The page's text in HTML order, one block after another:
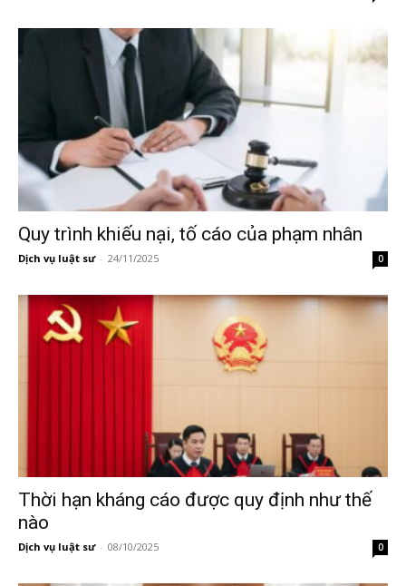
Quy trình khiếu nại, tố cáo của phạm nhân
Dịch vụ luật sư - 24/11/2025 0
Thời hạn kháng cáo được quy định như thế
nào
Dịch vụ luật sư - 08/10/2025 0